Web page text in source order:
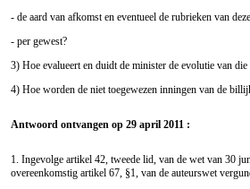
- de aard van afkomst en eventueel de rubrieken van
- per gewest?
3) Hoe evalueert en duidt de minister de evolutie van
4) Hoe worden de niet toegewezen inningen van de
Antwoord ontvangen op 29 april 2011 :
1. Ingevolge artikel 42, tweede lid, van de wet van 30
overeenkomstig artikel 67, §1, van de auteurswet